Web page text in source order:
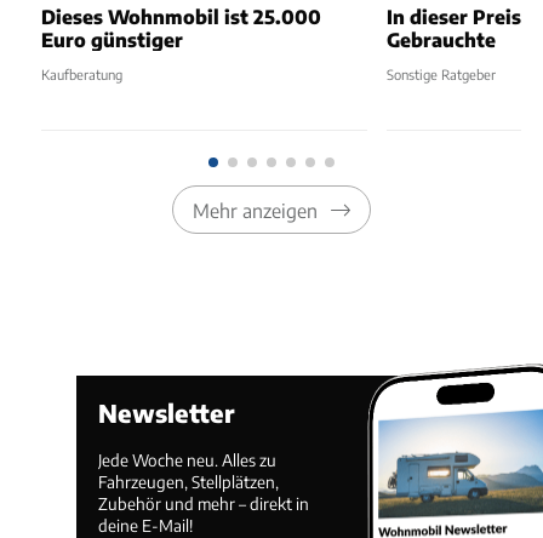
Dieses Wohnmobil ist 25.000
Euro günstiger
Kaufberatung
In dieser
Gebrauchte
Sonstige Ratgeber
Mehr anzeigen
Newsletter
Jede Woche neu. Alles zu
Fahrzeugen, Stellplätzen,
Zubehör und mehr – direkt in
deine E-Mail!